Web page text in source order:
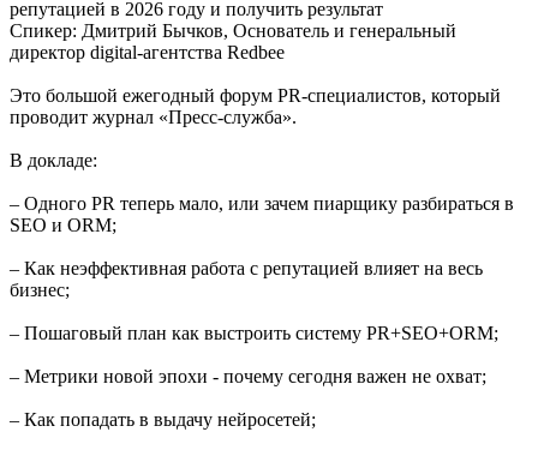
Спикер: Дмитрий Бычков, Основатель и генеральный
директор digital-агентства Redbee
Это большой ежегодный форум PR-специалистов, который
проводит журнал «Пресс-служба».
В докладе:
– Одного PR теперь мало, или зачем пиарщику разбираться в
SEO и ORM;
– Как неэффективная работа с репутацией влияет на весь
бизнес;
– Пошаговый план как выстроить систему PR+SEO+ORM;
– Метрики новой эпохи - почему сегодня важен не охват;
– Как попадать в выдачу нейросетей;